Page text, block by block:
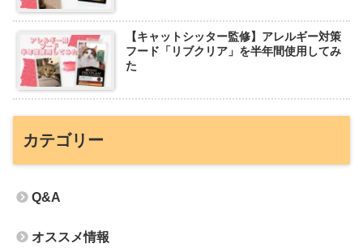
【キャットシッター監修】アレルギー対策
フード「リブクリア」を半年間使用してみ
た
カテゴリー
Q&A
オススメ情報